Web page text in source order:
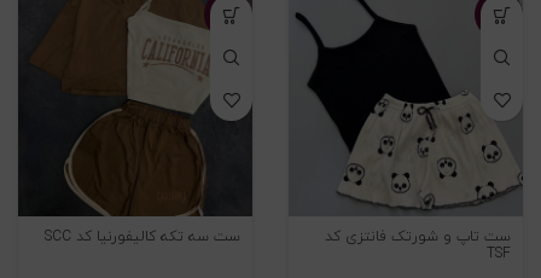
-۲۳%
ست تاپ و شورتک فانتزی کد
TSF
-۲۹%
ست سه تکه کالیفورنیا کد SCC